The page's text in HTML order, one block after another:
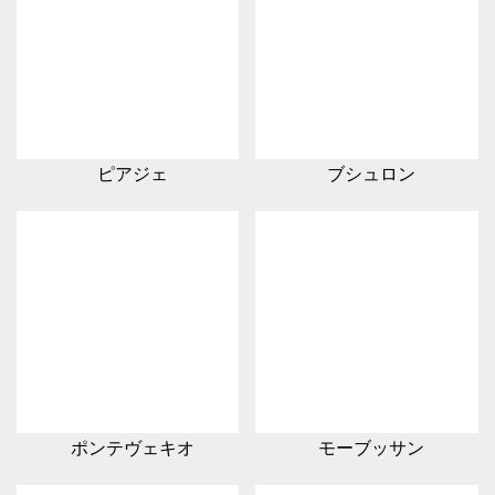
ピアジェ ブシュロン
ポンテヴェキオ モーブッサン